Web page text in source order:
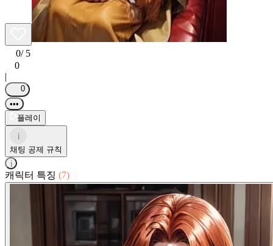
0/ 5
0
|
0
•••
플레이
i
채팅 공제 규칙
i
캐릭터 특징 (7)